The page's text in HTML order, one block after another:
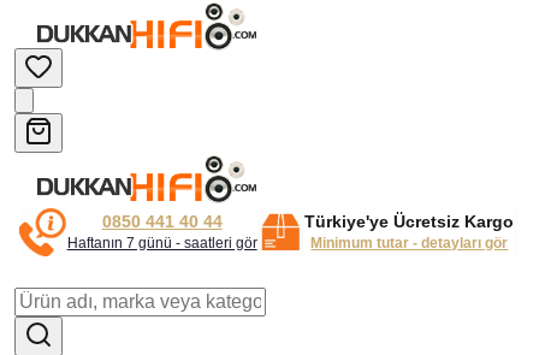
0850 441 40 44
Haftanın 7 günü - saatleri gör
Türkiye'ye Ücretsiz Kargo
Minimum tutar - detayları gör